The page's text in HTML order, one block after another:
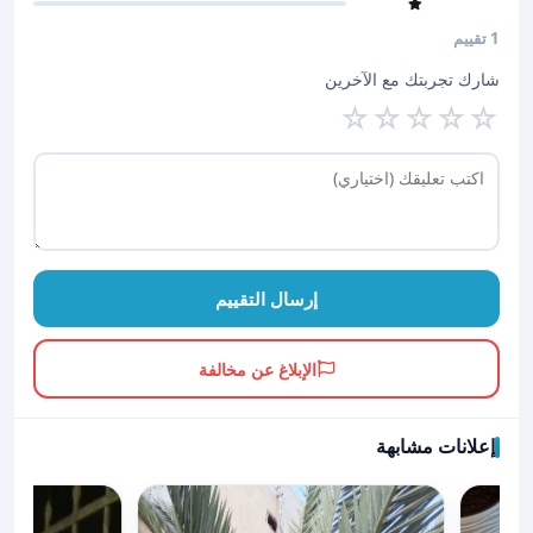
1 تقييم
شارك تجربتك مع الآخرين
☆
☆
☆
☆
☆
إرسال التقييم
الإبلاغ عن مخالفة
إعلانات مشابهة